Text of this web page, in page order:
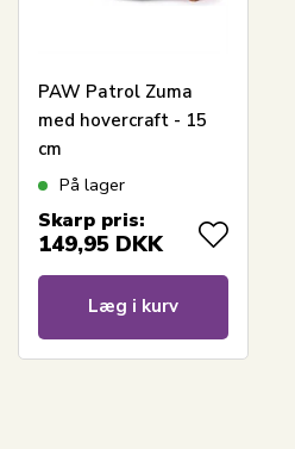
PAW Patrol Zuma
med hovercraft - 15
cm
På lager
Skarp pris:
149,95 DKK
Læg i kurv